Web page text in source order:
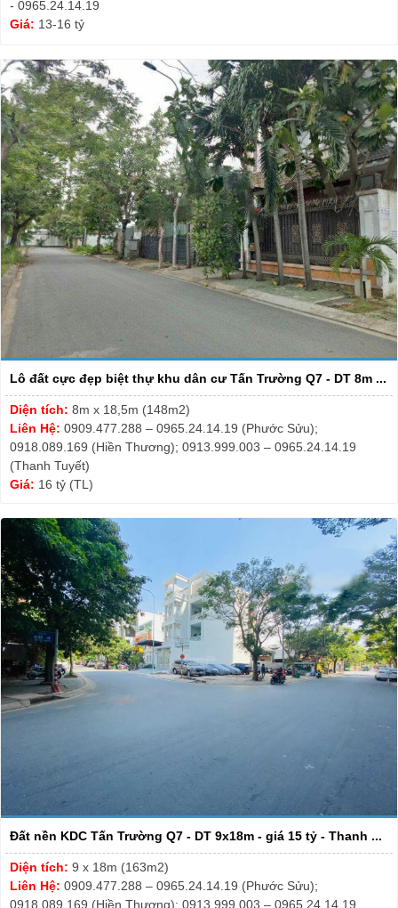
- 0965.24.14.19
Giá: 13-16 tỷ
Lô đất cực đẹp biệt thự khu dân cư Tấn Trường Q7 - DT 8m ...
Diện tích: 8m x 18,5m (148m2)
Liên Hệ: 0909.477.288 – 0965.24.14.19 (Phước Sửu);
0918.089.169 (Hiền Thương); 0913.999.003 – 0965.24.14.19
(Thanh Tuyết)
Giá: 16 tỷ (TL)
Đất nền KDC Tấn Trường Q7 - DT 9x18m - giá 15 tỷ - Thanh ...
Diện tích: 9 x 18m (163m2)
Liên Hệ: 0909.477.288 – 0965.24.14.19 (Phước Sửu);
0918.089.169 (Hiền Thương); 0913.999.003 – 0965.24.14.19